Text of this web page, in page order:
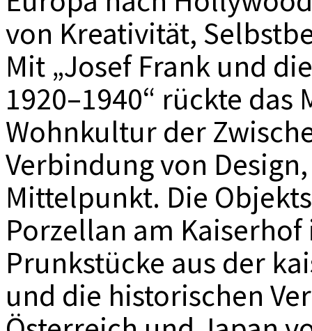
von Kreativität,
Mit „Josef Frank und
1920–1940“ rückte
Wohnkultur der
Verbindung von
Mittelpunkt. Die
Porzellan am
Prunkstücke aus der
und die historischen